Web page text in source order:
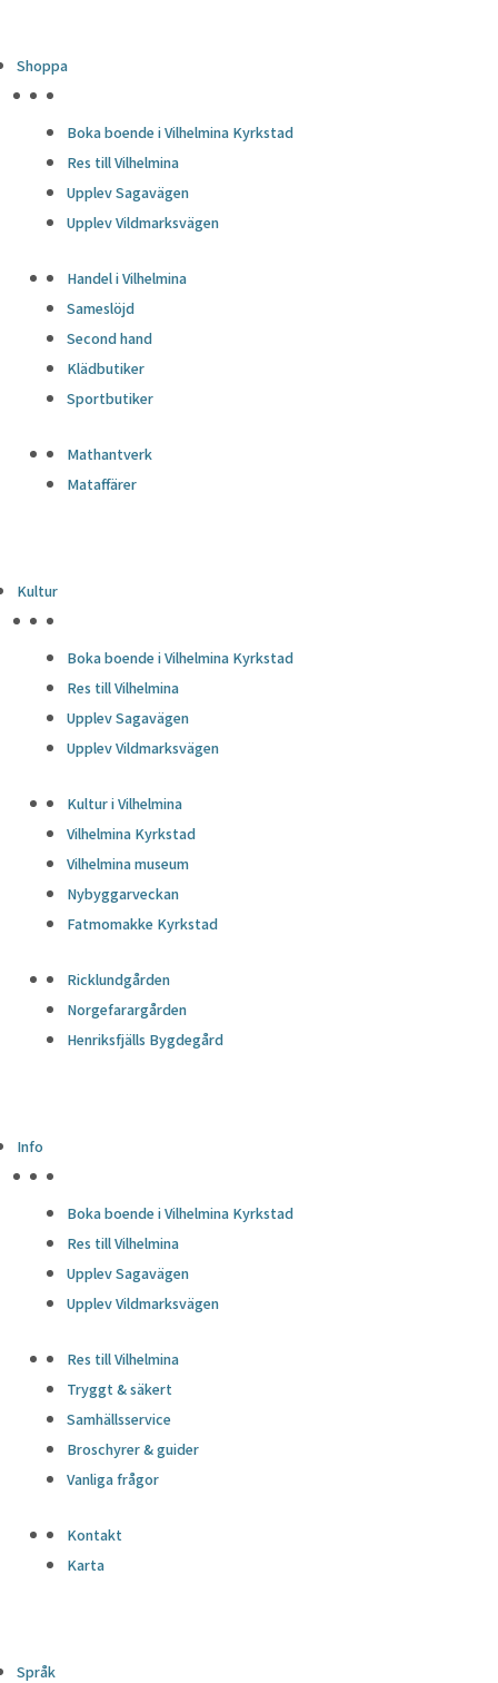
Shoppa
Boka boende i Vilhelmina Kyrkstad
Res till Vilhelmina
Upplev Sagavägen
Upplev Vildmarksvägen
Handel i Vilhelmina
Sameslöjd
Second hand
Klädbutiker
Sportbutiker
Mathantverk
Mataffärer
Kultur
Boka boende i Vilhelmina Kyrkstad
Res till Vilhelmina
Upplev Sagavägen
Upplev Vildmarksvägen
Kultur i Vilhelmina
Vilhelmina Kyrkstad
Vilhelmina museum
Nybyggarveckan
Fatmomakke Kyrkstad
Ricklundgården
Norgefarargården
Henriksfjälls Bygdegård
Info
Boka boende i Vilhelmina Kyrkstad
Res till Vilhelmina
Upplev Sagavägen
Upplev Vildmarksvägen
Res till Vilhelmina
Tryggt & säkert
Samhällsservice
Broschyrer & guider
Vanliga frågor
Kontakt
Karta
Språk